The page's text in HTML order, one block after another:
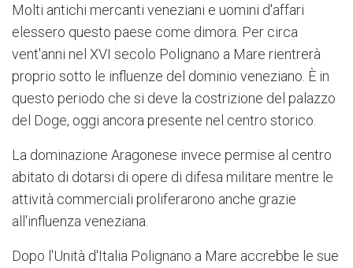
Molti antichi mercanti veneziani e uomini d'affari
elessero questo paese come dimora. Per circa
vent'anni nel XVI secolo Polignano a Mare rientrerà
proprio sotto le influenze del dominio veneziano. È in
questo periodo che si deve la costrizione del palazzo
del Doge, oggi ancora presente nel centro storico.
La dominazione Aragonese invece permise al centro
abitato di dotarsi di opere di difesa militare mentre le
attività commerciali proliferarono anche grazie
all'influenza veneziana.
Dopo l'Unità d'Italia Polignano a Mare accrebbe le sue